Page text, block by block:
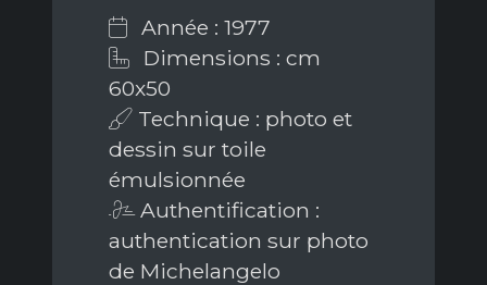
Année : 1977
Dimensions : cm
60x50
Technique : photo et
dessin sur toile
émulsionnée
Authentification :
authentication sur photo
de Michelangelo